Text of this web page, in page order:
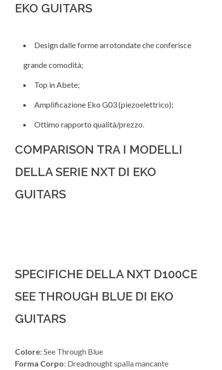
EKO GUITARS
Design dalle forme arrotondate che conferisce
grande comodità;
Top in Abete;
Amplificazione Eko G03 (piezoelettrico);
Ottimo rapporto qualità/prezzo.
COMPARISON TRA I MODELLI
DELLA SERIE NXT DI EKO
GUITARS
SPECIFICHE DELLA NXT D100CE
SEE THROUGH BLUE DI EKO
GUITARS
Colore: See Through Blue
Forma Corpo: Dreadnought spalla mancante